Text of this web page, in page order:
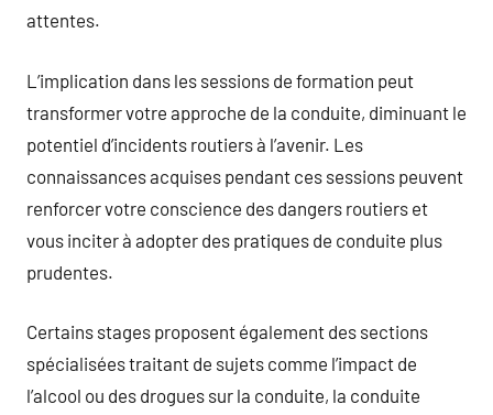
attentes.
L’implication dans les sessions de formation peut
transformer votre approche de la conduite, diminuant le
potentiel d’incidents routiers à l’avenir. Les
connaissances acquises pendant ces sessions peuvent
renforcer votre conscience des dangers routiers et
vous inciter à adopter des pratiques de conduite plus
prudentes.
Certains stages proposent également des sections
spécialisées traitant de sujets comme l’impact de
l’alcool ou des drogues sur la conduite, la conduite